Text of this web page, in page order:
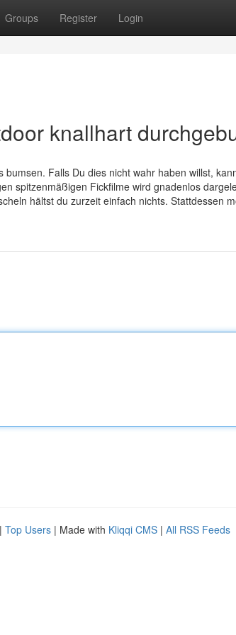
Groups Register Login
knallhart
Falls Du dies nicht wahr haben willst,
spitzenmäßigen Fickfilme wird gnadenlos
hältst du zurzeit einfach nichts. Stattdessen
| Top Users | Made with Kliqqi CMS | All RSS Feeds